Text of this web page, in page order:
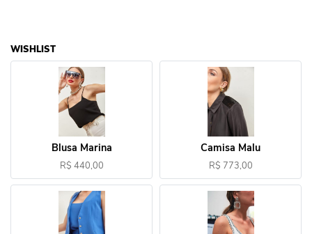
WISHLIST
Blusa Marina
R$ 440,00
Camisa Malu
R$ 773,00